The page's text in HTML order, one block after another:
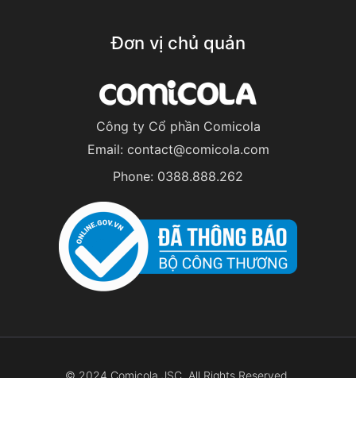
Đơn vị chủ quản
Công ty Cổ phần Comicola
Email: contact@comicola.com
Phone: 0388.888.262
© 2024 Comicola JSC. All Rights Reserved.